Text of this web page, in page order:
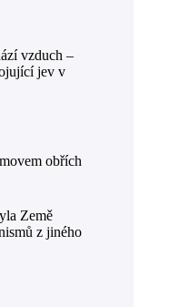
vzduch –
jev v
obřích
Země
z jiného